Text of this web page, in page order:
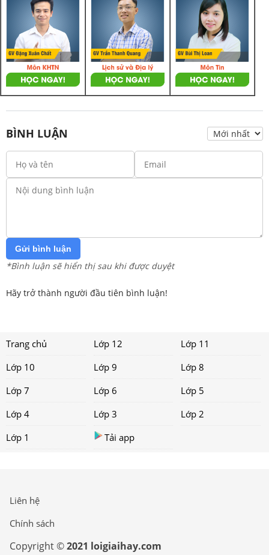
BÌNH LUẬN
Gửi bình luận
*Bình luận sẽ hiển thị sau khi được duyệt
Hãy trở thành người đầu tiên bình luận!
Trang chủ Lớp 12
Lớp 11
Lớp 10
Lớp 9
Lớp 8
Lớp 7
Lớp 6
Lớp 5
Lớp 4
Lớp 3
Lớp 2
Lớp 1
Tải app
Liên hệ
Chính sách
Copyright ©2021 loigiaihay.com